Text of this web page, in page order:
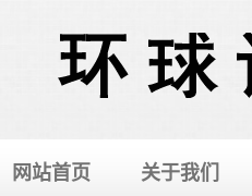
网站首页 关于我们